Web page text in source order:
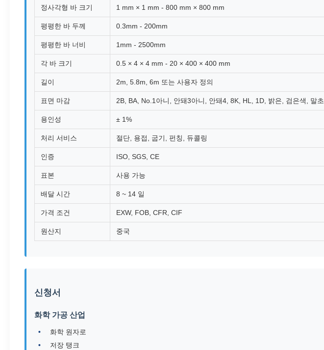
정사각형 바 크기 1 mm × 1 mm - 800 mm × 800 mm
평평한 바 두께 0.3mm - 200mm
평평한 바 너비 1mm - 2500mm
각 바 크기 0.5 × 4 × 4 mm - 20 × 400 × 400 mm
길이 2m, 5.8m, 6m 또는 사용자 정의
표면 마감 2B, BA, No.1아니, 안돼3아니, 안돼4, 8K, HL, 1D, 밝은, 검은색, 말초
용인성 ± 1%
처리 서비스 절단, 용접, 굽기, 펀칭, 듀콜링
인증 ISO, SGS, CE
표본 사용 가능
배달 시간 8 ~ 14 일
가격 조건 EXW, FOB, CFR, CIF
원산지 중국
신청서
화학 가공 산업
화학 원자로
저장 탱크